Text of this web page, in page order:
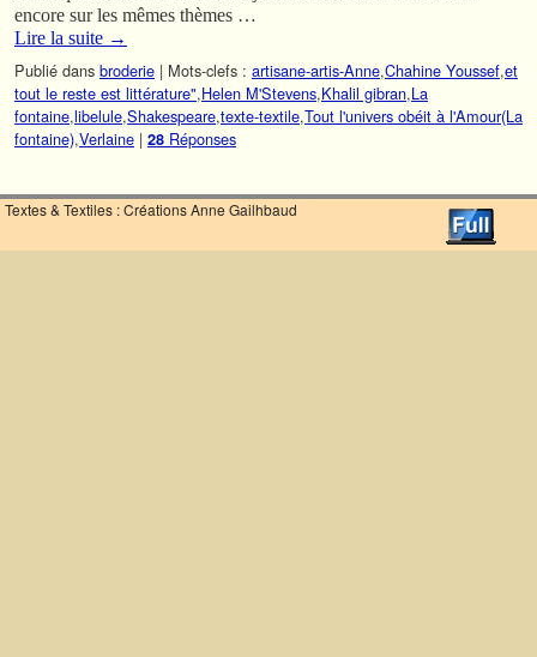
encore sur les mêmes thèmes …
Lire la suite →
Publié dans broderie | Mots-clefs : artisane-artis-Anne,Chahine Youssef,et
tout le reste est littérature",Helen M'Stevens,Khalil gibran,La
fontaine,libelule,Shakespeare,texte-textile,Tout l'univers obéit à l'Amour(La
fontaine),Verlaine | 28 Réponses
Textes & Textiles : Créations Anne Gailhbaud